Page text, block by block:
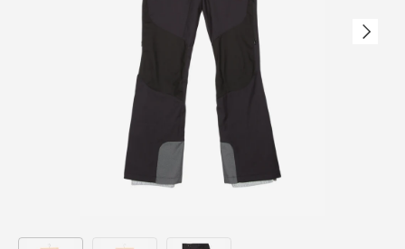
Nächste